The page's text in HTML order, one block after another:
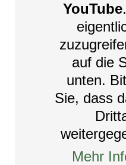
YouTube
auf die
unten.
Sie, dass
Mehr